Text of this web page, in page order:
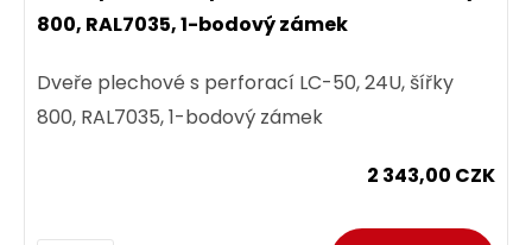
800, RAL7035, 1-bodový zámek
Dveře plechové s perforací LC-50, 24U, šířky
800, RAL7035, 1-bodový zámek
2 343,00 CZK